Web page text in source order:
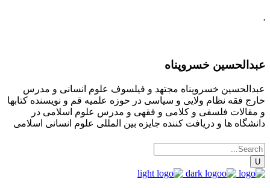
.
عبدالحسین خسروپناه
عبدالحسین خسروپناه مجتهد و فیلسوف علوم انسانی و مدرس
خارج فقه نظام ولایی و سیاسی در حوزه علمیه قم و نویسنده کتابها
و مقالات فلسفی و کلامی و فقهی و مدرس علوم اسلامی در
دانشگاه ها و دریافت کننده جایزه بین المللی علوم انسانی اسلامی